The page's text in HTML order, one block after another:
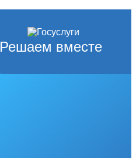
Решаем вместе